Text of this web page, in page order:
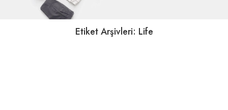
Etiket Arşivleri: Life